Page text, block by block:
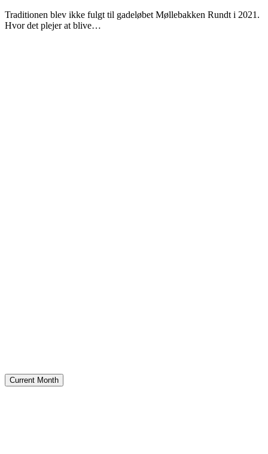
Traditionen blev ikke fulgt til gadeløbet Møllebakken Rundt i 2021.
Hvor det plejer at blive…
Current Month